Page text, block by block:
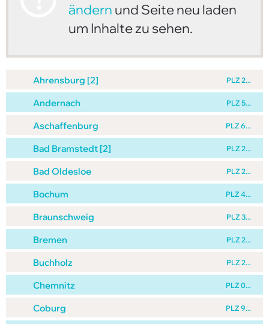
ändern und Seite neu laden
um Inhalte zu sehen.
Ahrensburg [2] PLZ 2...
Andernach PLZ 5...
Aschaffenburg PLZ 6...
Bad Bramstedt [2] PLZ 2...
Bad Oldesloe PLZ 2...
Bochum PLZ 4...
Braunschweig PLZ 3...
Bremen PLZ 2...
Buchholz PLZ 2...
Chemnitz PLZ 0...
Coburg PLZ 9...